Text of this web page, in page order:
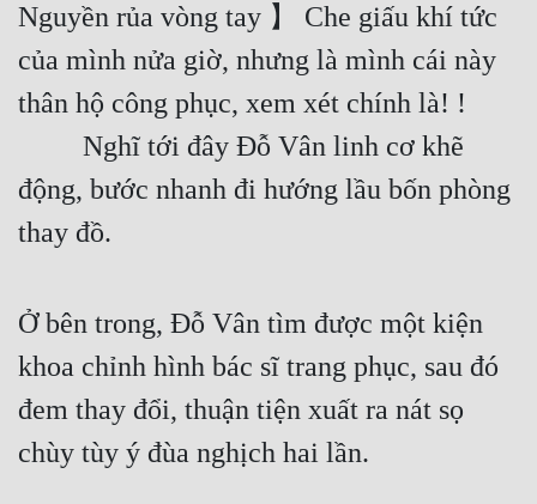
Nguyền rủa vòng tay 】 Che giấu khí tức
của mình nửa giờ, nhưng là mình cái này
thân hộ công phục, xem xét chính là! !
Nghĩ tới đây Đỗ Vân linh cơ khẽ
động, bước nhanh đi hướng lầu bốn phòng
thay đồ.
Ở bên trong, Đỗ Vân tìm được một kiện
khoa chỉnh hình bác sĩ trang phục, sau đó
đem thay đổi, thuận tiện xuất ra nát sọ
chùy tùy ý đùa nghịch hai lần.